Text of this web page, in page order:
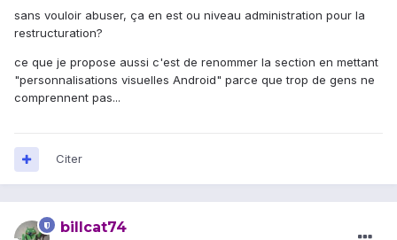
sans vouloir abuser, ça en est ou niveau administration pour la
restructuration?
ce que je propose aussi c'est de renommer la section en mettant
"personnalisations visuelles Android" parce que trop de gens ne
comprennent pas...
Citer
billcat74